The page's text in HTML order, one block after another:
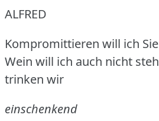
ALFRED
Kompromittieren will ich
Wein will ich auch nicht
trinken wir
einschenkend